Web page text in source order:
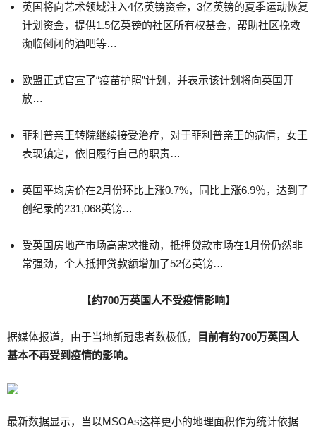
英国将向艺术领域注入4亿英镑资金，3亿英镑的夏季运动恢复
计划资金，提供1.5亿英镑的社区所有权基金，帮助社区挽救
濒临倒闭的酒吧等…
欧盟正式官宣了“疫苗护照”计划，并表示该计划将向英国开
放…
菲利普亲王转院继续接受治疗，对于菲利普亲王的病情，女王
表现镇定，依旧履行自己的职责…
英国平均房价在2月份环比上涨0.7%，同比上涨6.9％，达到了
创纪录的231,068英镑…
受英国房地产市场高需求推动，抵押贷款市场在1月份仍然非
常强劲，个人抵押贷款额增加了52亿英镑…
【约700万英国人不受疫情影响】
据媒体报道，由于当地新冠患者数极低，
目前有约700万英国人
基本不再受到疫情的影响。
最新数据显示，当以MSOAs这样更小的地理面积作为统计依据